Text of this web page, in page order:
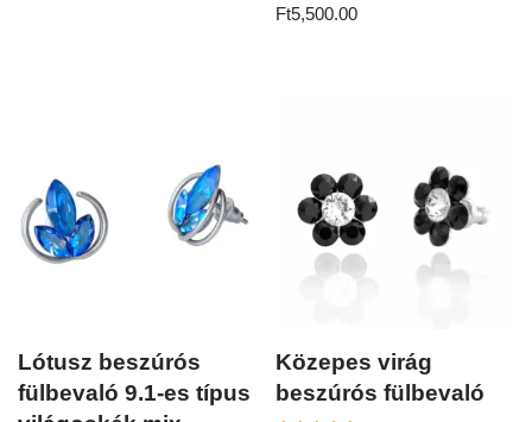
Ft5,500.00
Lótusz beszúrós
fülbevaló 9.1-es típus
Közepes virág
beszúrós fülbevaló